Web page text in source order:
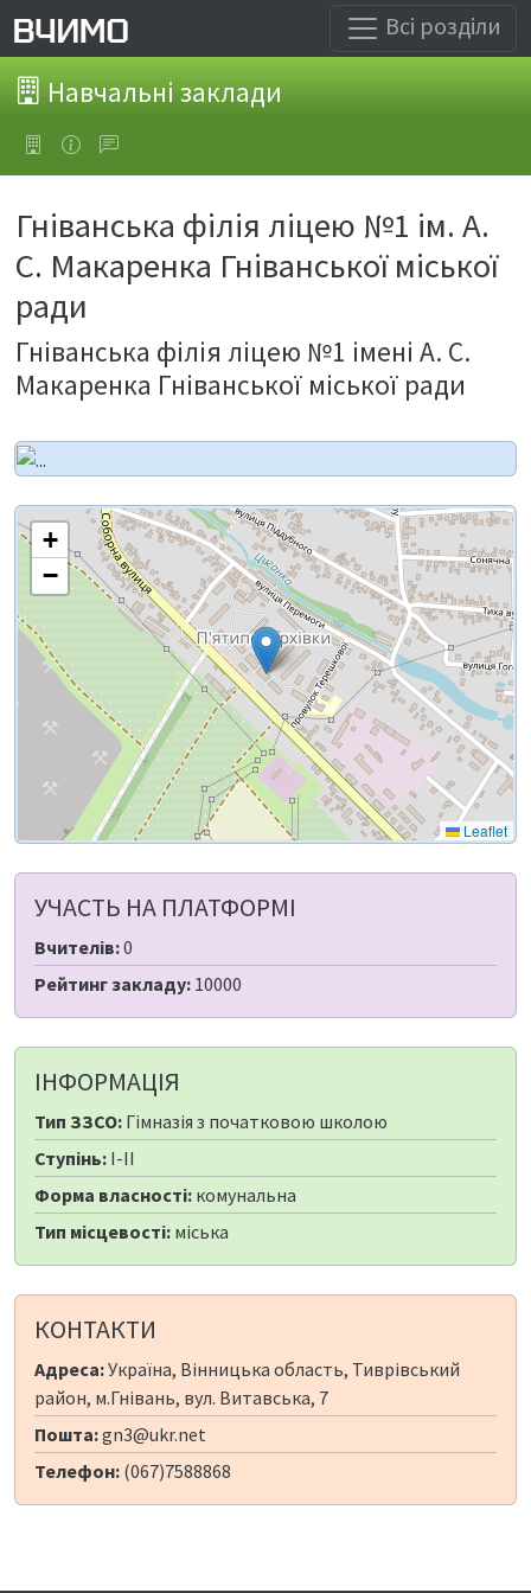
Всі розділи
Навчальні заклади
Гніванська філія ліцею №1 ім. А.
С. Макаренка Гніванської міської
ради
Гніванська філія ліцею №1 імені А. С.
Макаренка Гніванської міської ради
+
−
Leaflet
УЧАСТЬ НА ПЛАТФОРМІ
Вчителів:0
Рейтинг закладу: 10000
ІНФОРМАЦІЯ
Тип ЗЗСО: Гімназія з початковою школою
Ступінь: I-II
Форма власності: комунальна
Тип місцевості: міська
КОНТАКТИ
Адреса:Україна, Вінницька область, Тиврівський
район, м.Гнівань, вул. Витавська, 7
Пошта:gn3@ukr.net
Телефон: (067)7588868